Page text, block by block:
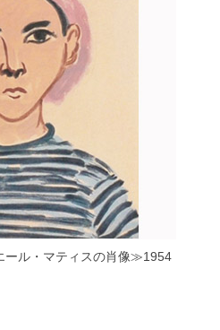
ール・マティスの肖像≫1954